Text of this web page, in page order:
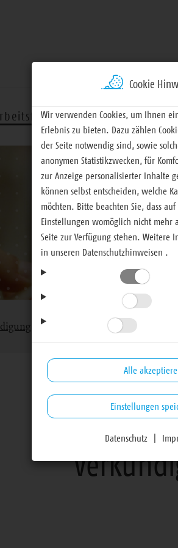
Termine
Cookie
Wir verwenden Cookies, um Ihnen
Erlebnis zu bieten. Dazu zählen
der Seite notwendig sind, sowie
anonymen Statistikzwecken, für
zur Anzeige personalisierter Inhalte
können selbst entscheiden, welche
möchten. Bitte beachten Sie, dass
Einstellungen womöglich nicht
Seite zur Verfügung stehen. Weitere
in unseren Datenschutzhinweisen .
Alle
Einstellungen
Datenschutz